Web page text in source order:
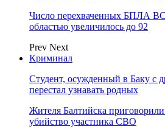
Число перехваченных БПЛА
областью увеличилось до 92
Prev Next
Криминал
Студент, осужденный в Баку с
перестал узнавать родных
Жителя Балтийска
убийство участника СВО